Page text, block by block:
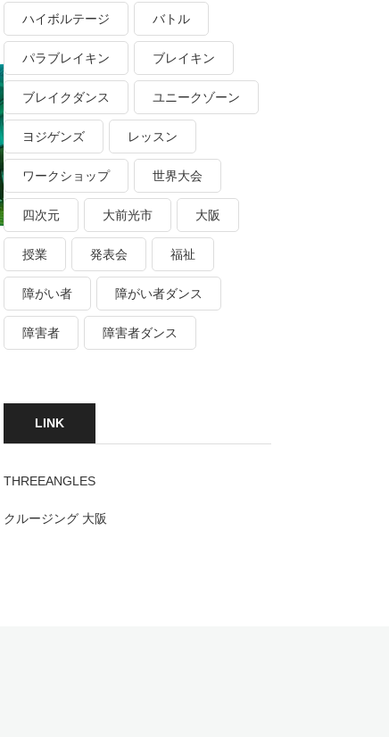
ハイボルテージ バトル
パラブレイキン ブレイキン
ブレイクダンス ユニークゾーン
ヨジゲンズ レッスン
ワークショップ 世界大会
四次元 大前光市 大阪
授業 発表会 福祉
障がい者 障がい者ダンス
障害者 障害者ダンス
LINK
THREEANGLES
クルージング 大阪